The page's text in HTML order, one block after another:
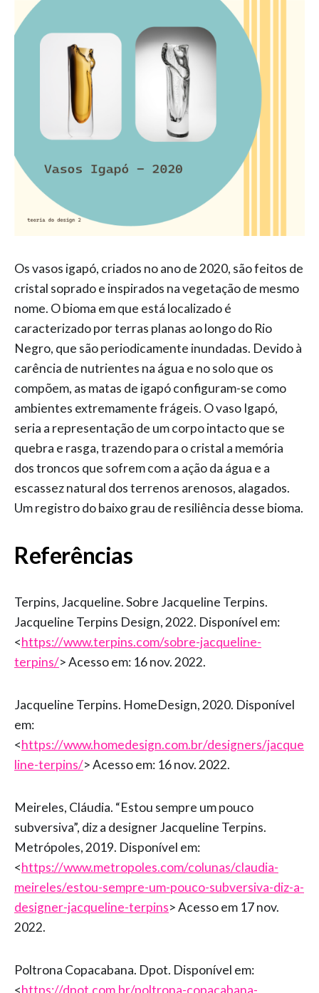
Os vasos igapó, criados no ano de 2020, são feitos de
cristal soprado e inspirados na vegetação de mesmo
nome. O bioma em que está localizado é
caracterizado por terras planas ao longo do Rio
Negro, que são periodicamente inundadas. Devido à
carência de nutrientes na água e no solo que os
compõem, as matas de igapó configuram-se como
ambientes extremamente frágeis. O vaso Igapó,
seria a representação de um corpo intacto que se
quebra e rasga, trazendo para o cristal a memória
dos troncos que sofrem com a ação da água e a
escassez natural dos terrenos arenosos, alagados.
Um registro do baixo grau de resiliência desse bioma.
Referências
Terpins, Jacqueline. Sobre Jacqueline Terpins.
Jacqueline Terpins Design, 2022. Disponível em:
<https://www.terpins.com/sobre-jacqueline-
terpins/> Acesso em: 16 nov. 2022.
Jacqueline Terpins. HomeDesign, 2020. Disponível
em:
<https://www.homedesign.com.br/designers/jacque
line-terpins/> Acesso em: 16 nov. 2022.
Meireles, Cláudia. “Estou sempre um pouco
subversiva”, diz a designer Jacqueline Terpins.
Metrópoles, 2019. Disponível em:
<https://www.metropoles.com/colunas/claudia-
meireles/estou-sempre-um-pouco-subversiva-diz-a-
designer-jacqueline-terpins> Acesso em 17 nov.
2022.
Poltrona Copacabana. Dpot. Disponível em:
<https://dpot.com.br/poltrona-copacabana-